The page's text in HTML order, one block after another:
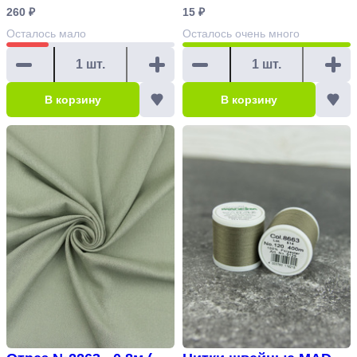
260 ₽
Осталось мало
В корзину
15 ₽
Осталось очень много
В корзину